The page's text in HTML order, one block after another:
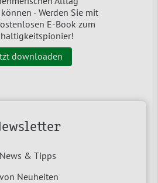
& Tipps
Neuheiten
- Werden Sie mit
E-Book zum
downloaden